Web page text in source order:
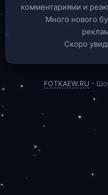
комментариями и
Много нового
Скоро
FOTKAEW.RU -